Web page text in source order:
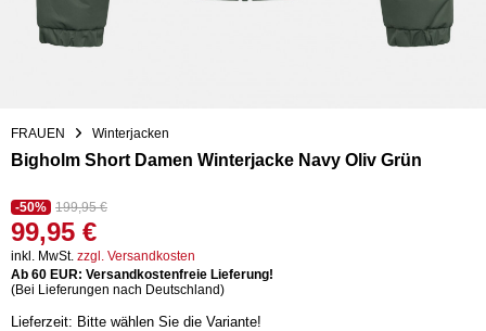
FRAUEN Winterjacken
Bigholm Short Damen Winterjacke Navy Oliv Grün
-50% 199,95 €
99,95 €
inkl. MwSt. zzgl. Versandkosten
Ab 60 EUR: Versandkostenfreie Lieferung!
(Bei Lieferungen nach Deutschland)
Lieferzeit: Bitte wählen Sie die Variante!